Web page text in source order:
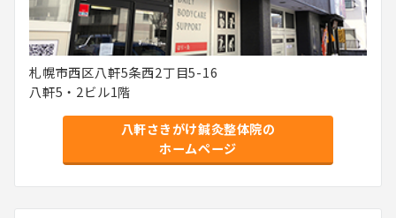
札幌市西区八軒5条西2丁目5-16
八軒5・2ビル1階
八軒さきがけ鍼灸整体院の
ホームページ